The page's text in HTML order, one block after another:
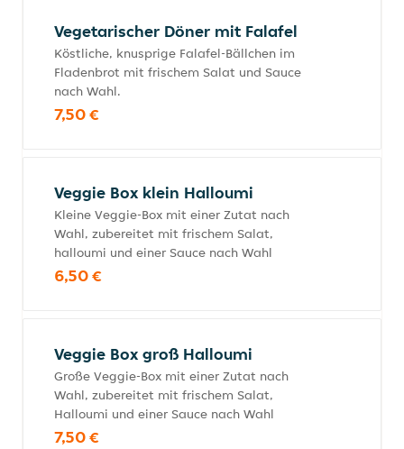
Vegetarischer Döner mit Falafel
Köstliche, knusprige Falafel-Bällchen im
Fladenbrot mit frischem Salat und Sauce
nach Wahl.
7,50 €
Veggie Box klein Halloumi
Kleine Veggie-Box mit einer Zutat nach
Wahl, zubereitet mit frischem Salat,
halloumi und einer Sauce nach Wahl
6,50 €
Veggie Box groß Halloumi
Große Veggie-Box mit einer Zutat nach
Wahl, zubereitet mit frischem Salat,
Halloumi und einer Sauce nach Wahl
7,50 €